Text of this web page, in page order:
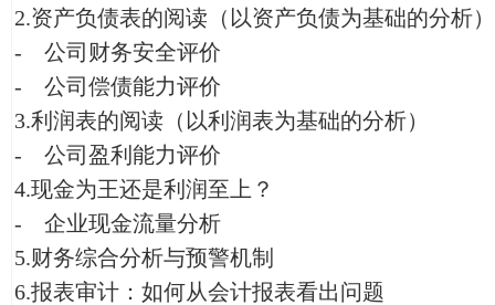
2.资产负债表的阅读（以资产负债为基础的分析）
- 公司财务安全评价
- 公司偿债能力评价
3.利润表的阅读（以利润表为基础的分析）
- 公司盈利能力评价
4.现金为王还是利润至上？
- 企业现金流量分析
5.财务综合分析与预警机制
6.报表审计：如何从会计报表看出问题